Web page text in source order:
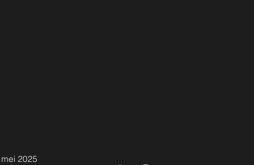
2025